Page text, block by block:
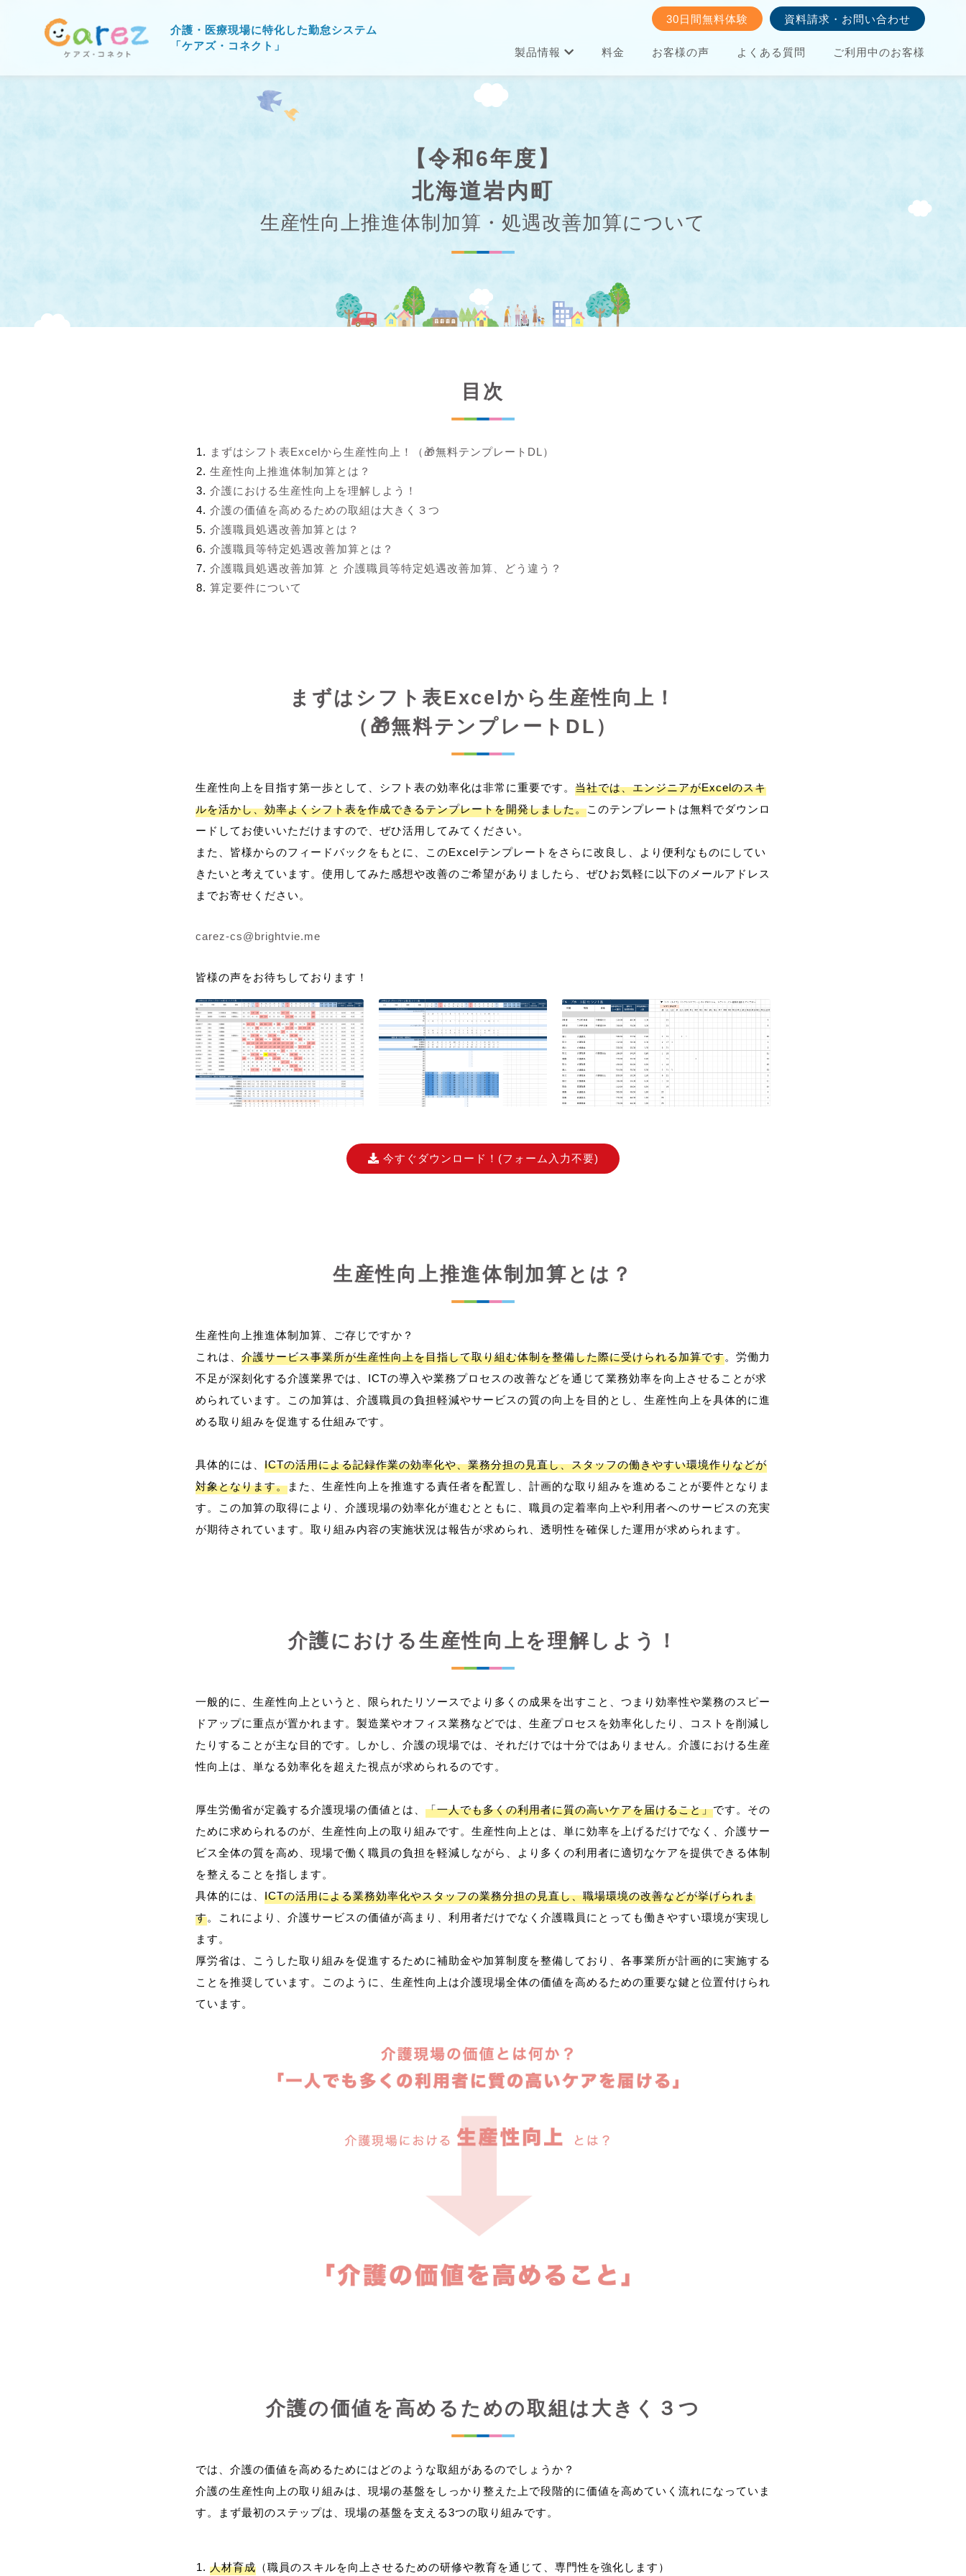
介護・医療現場に特化した勤怠システム
「ケアズ・コネクト」
製品情報 料金 お客様の声 よくある質問 ご利用中のお客様
30日間無料体験 資料請求・お問い合わせ
【令和6年度】
北海道岩内町
生産性向上推進体制加算・処遇改善加算について
目次
まずはシフト表Excelから生産性向上！（🎁無料テンプレートDL）
生産性向上推進体制加算とは？
介護における生産性向上を理解しよう！
介護の価値を高めるための取組は大きく３つ
介護職員処遇改善加算とは？
介護職員等特定処遇改善加算とは？
介護職員処遇改善加算 と 介護職員等特定処遇改善加算、どう違う？
算定要件について
まずはシフト表Excelから生産性向上！
（🎁無料テンプレートDL）
生産性向上を目指す第一歩として、シフト表の効率化は非常に重要です。 当社では、エンジニアがExcelのスキ
ルを活かし、効率よくシフト表を作成できるテンプレートを開発しました。このテンプレートは無料でダウンロ
ードしてお使いいただけますので、ぜひ活用してみてください。
また、皆様からのフィードバックをもとに、このExcelテンプレートをさらに改良し、より便利なものにしてい
きたいと考えています。使用してみた感想や改善のご希望がありましたら、ぜひお気軽に以下のメールアドレス
までお寄せください。
carez-cs@brightvie.me
皆様の声をお待ちしております！
今すぐダウンロード！ (フォーム入力不要)
生産性向上推進体制加算とは？
生産性向上推進体制加算、ご存じですか？
これは、 介護サービス事業所が生産性向上を目指して取り組む体制を整備した際に受けられる加算です。労働力
不足が深刻化する介護業界では、ICTの導入や業務プロセスの改善などを通じて業務効率を向上させることが求
められています。この加算は、介護職員の負担軽減やサービスの質の向上を目的とし、生産性向上を具体的に進
める取り組みを促進する仕組みです。
具体的には、 ICTの活用による記録作業の効率化や、業務分担の見直し、スタッフの働きやすい環境作りなどが
対象となります。また、生産性向上を推進する責任者を配置し、計画的な取り組みを進めることが要件となりま
す。この加算の取得により、介護現場の効率化が進むとともに、職員の定着率向上や利用者へのサービスの充実
介護における生産性向上を理解しよう！
一般的に、生産性向上というと、限られたリソースでより多くの成果を出すこと、つまり効率性や業務のスピー
ドアップに重点が置かれます。製造業やオフィス業務などでは、生産プロセスを効率化したり、コストを削減し
たりすることが主な目的です。しかし、介護の現場では、それだけでは十分ではありません。介護における生産
性向上は、単なる効率化を超えた視点が求められるのです。
厚生労働省が定義する介護現場の価値とは、 「一人でも多くの利用者に質の高いケアを届けること」です。その
ために求められるのが、生産性向上の取り組みです。生産性向上とは、単に効率を上げるだけでなく、介護サー
ビス全体の質を高め、現場で働く職員の負担を軽減しながら、より多くの利用者に適切なケアを提供できる体制
を整えることを指します。
具体的には、 ICTの活用による業務効率化やスタッフの業務分担の見直し、職場環境の改善などが挙げられま
す。これにより、介護サービスの価値が高まり、利用者だけでなく介護職員にとっても働きやすい環境が実現し
ます。
厚労省は、こうした取り組みを促進するために補助金や加算制度を整備しており、各事業所が計画的に実施する
ことを推奨しています。このように、生産性向上は介護現場全体の価値を高めるための重要な鍵と位置付けられ
介護の価値を高めるための取組は大きく３つ
では、介護の価値を高めるためにはどのような取組があるのでしょうか？
介護の生産性向上の取り組みは、現場の基盤をしっかり整えた上で段階的に価値を高めていく流れになっていま
人材育成 （職員のスキルを向上させるための研修や教育を通じて、専門性を強化します）